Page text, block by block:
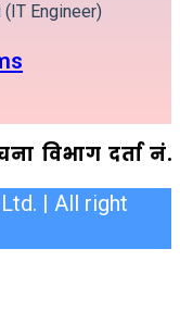
(IT Engineer)
विभाग दर्ता
| All right